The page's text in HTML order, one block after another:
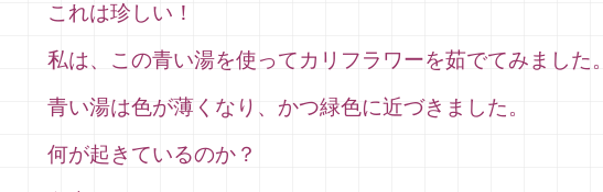
これは珍しい！
私は、この青い湯を使ってカリフラワーを茹でてみました。
青い湯は色が薄くなり、かつ緑色に近づきました。
何が起きているのか？